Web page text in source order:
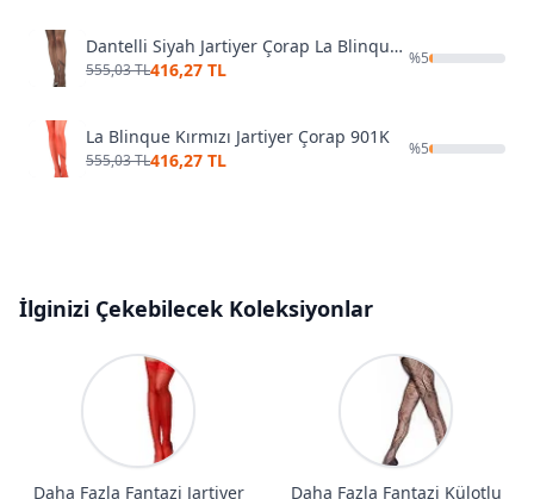
Dantelli Siyah Jartiyer Çorap La Blinque 901
555,03 TL416,27 TL
%5
La Blinque Kırmızı Jartiyer Çorap 901K
555,03 TL416,27 TL
%5
İlginizi Çekebilecek Koleksiyonlar
Daha Fazla Fantazi Jartiyer
Daha Fazla Fantazi Külotlu